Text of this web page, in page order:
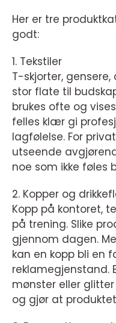
Her er tre
godt:
1. Tekstiler
T-skjorter,
stor flate til
brukes ofte og
felles klær gi
lagfølelse. For
utseende
noe som ikke føles
2. Kopper og
Kopp på kontoret,
på trening. Slike
gjennom dagen.
kan en kopp bli en
reklamegjenstand.
mønster eller
og gjør at